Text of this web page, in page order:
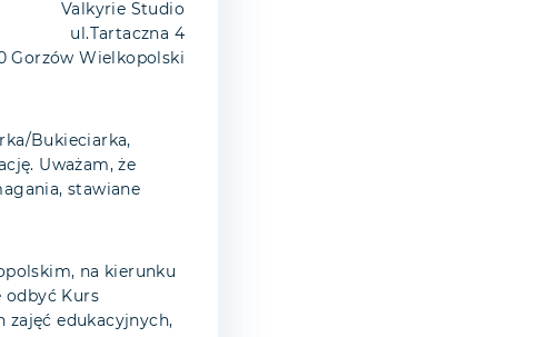
Valkyrie Studio
ul.Tartaczna 4
Gorzów Wielkopolski
Bukieciarka,
Uważam, że
stawiane
na kierunku
odbyć Kurs
zajęć edukacyjnych,